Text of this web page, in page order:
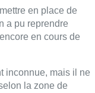
en place de
a pu reprendre
en cours de
inconnue, mais il ne
la zone de